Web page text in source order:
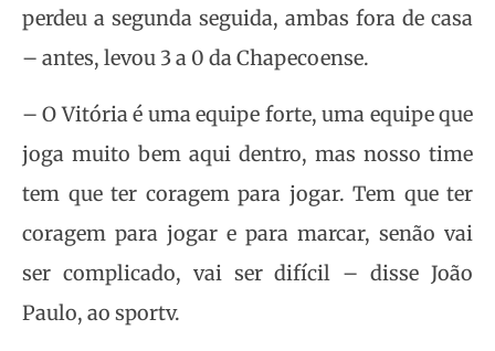
perdeu a segunda seguida, ambas fora de casa
– antes, levou 3 a 0 da Chapecoense.
– O Vitória é uma equipe forte, uma equipe que
joga muito bem aqui dentro, mas nosso time
tem que ter coragem para jogar. Tem que ter
coragem para jogar e para marcar, senão vai
ser complicado, vai ser difícil – disse João
Paulo, ao sportv.